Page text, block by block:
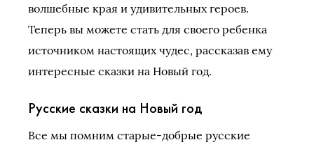
волшебные края и удивительных героев.
Теперь вы можете стать для своего ребенка
источником настоящих чудес, рассказав ему
интересные сказки на Новый год.
Русские сказки на Новый год
Все мы помним старые-добрые русские